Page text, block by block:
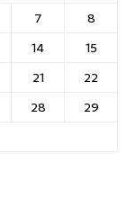
7
8
14
15
21
22
28
29